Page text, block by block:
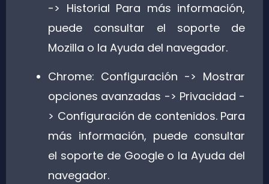
-> Historial Para más información,
puede consultar el soporte de
Mozilla o la Ayuda del navegador.
Chrome: Configuración -> Mostrar
opciones avanzadas -> Privacidad -
> Configuración de contenidos. Para
más información, puede consultar
el soporte de Google o la Ayuda del
navegador.